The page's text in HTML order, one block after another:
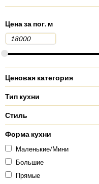
Цена за пог. м
Ценовая категория
Тип кухни
Стиль
Форма кухни
Маленькие/Мини
Большие
Прямые